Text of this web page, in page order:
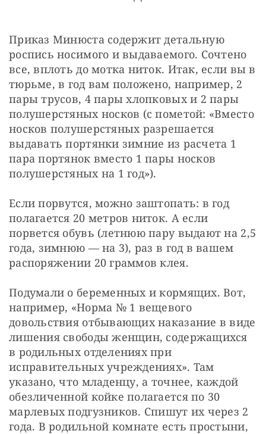
Приказ Минюста содержит детальную
роспись носимого и выдаваемого. Сочтено
все, вплоть до мотка ниток. Итак, если вы в
тюрьме, в год вам положено, например, 2
пары трусов, 4 пары хлопковых и 2 пары
полушерстяных носков (с пометой: «Вместо
носков полушерстяных разрешается
выдавать портянки зимние из расчета 1
пара портянок вместо 1 пары носков
полушерстяных на 1 год»).
Если порвутся, можно заштопать: в год
полагается 20 метров ниток. А если
порвется обувь (летнюю пару выдают на 2,5
года, зимнюю — на 3), раз в год в вашем
распоряжении 20 граммов клея.
Подумали о беременных и кормящих. Вот,
например, «Норма № 1 вещевого
довольствия отбывающих наказание в виде
лишения свободы женщин, содержащихся
в родильных отделениях при
исправительных учреждениях». Там
указано, что младенцу, а точнее, каждой
обезличенной койке полагается по 30
марлевых подгузников. Спишут их через 2
года. В родильной комнате есть простыни,